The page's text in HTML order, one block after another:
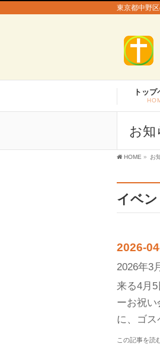
東京都中野
トッ
お知
HOME » お
イベ
2026-
2026年3
来る4月
ーお祝
に、ゴ
この記事を読